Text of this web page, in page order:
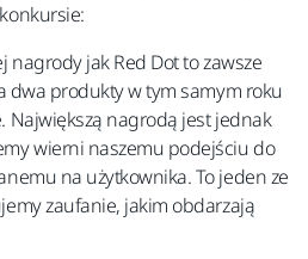
nagrody jak Red Dot to zawsze
dwa produkty w tym samym roku
Największą nagrodą jest jednak
wierni naszemu podejściu do
na użytkownika. To jeden ze
zaufanie, jakim obdarzają